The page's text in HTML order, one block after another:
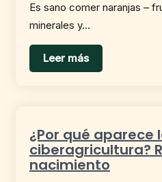
Es sano comer naranjas –
minerales y…
Leer más
¿Por qué aparece
ciberagricultura?
nacimiento